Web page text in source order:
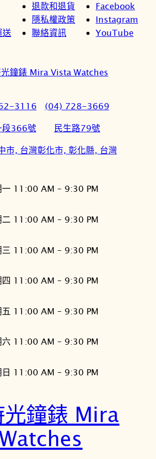
送
退款和退貨
隱私權政策
聯絡資訊
Facebook
Instagram
YouTube
鐘錶 Mira Vista Watches
3116
段366號
市, 台灣
(04) 728-3669
民生路79號
彰化市, 彰化縣, 台灣
一 11:00 AM – 9:30 PM
二 11:00 AM – 9:30 PM
三 11:00 AM – 9:30 PM
四 11:00 AM – 9:30 PM
五 11:00 AM – 9:30 PM
六 11:00 AM – 9:30 PM
日 11:00 AM – 9:30 PM
光鐘錶 Mira